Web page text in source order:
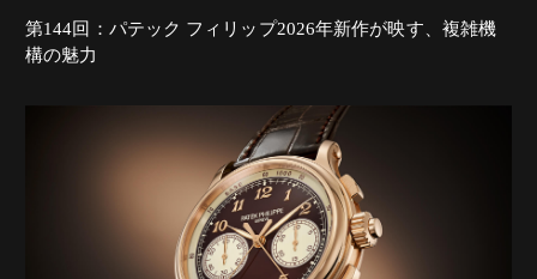
第144回：パテック フィリップ2026年新作が映す、複雑機
構の魅力